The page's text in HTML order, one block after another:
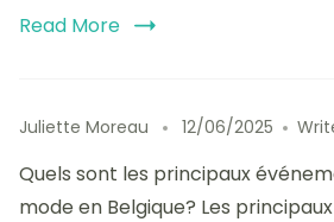
Read More
Juliette Moreau 12/06/2025
Quels sont les principaux
mode en Belgique? Les